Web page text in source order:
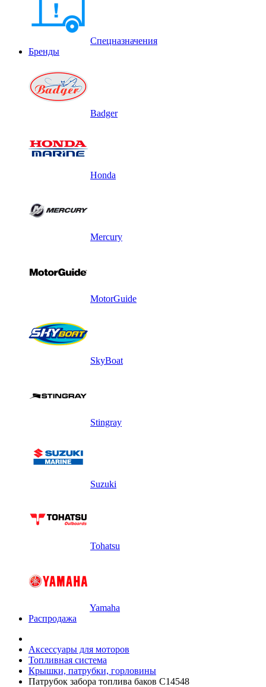
Спецназначения
Бренды
Badger
Honda
Mercury
MotorGuide
SkyBoat
Stingray
Suzuki
Tohatsu
Yamaha
Распродажа
Аксессуары для моторов
Топливная система
Крышки, патрубки, горловины
Патрубок забора топлива баков С14548